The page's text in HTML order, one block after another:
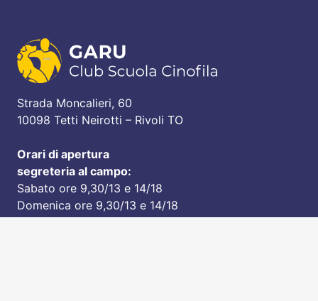
Strada Moncalieri, 60
10098 Tetti Neirotti – Rivoli TO
Orari di apertura
segreteria al campo:
Sabato ore 9,30/13 e 14/18
Domenica ore 9,30/13 e 14/18
Mercoledì ore 14/18